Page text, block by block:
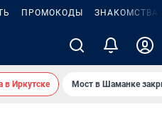
ПРОМОКОДЫ ЗНАКОМСТВА
в Иркутске Мост в Шаманке